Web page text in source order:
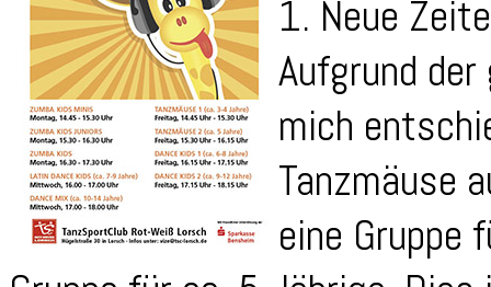
1. Neue
Aufgrund
mich
Tanzmäuse
eine Gruppe